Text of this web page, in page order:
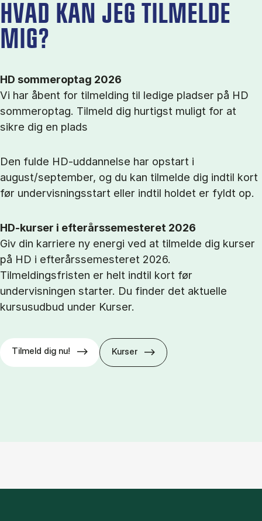
HVAD KAN JEG TILMELDE
MIG?
HD sommeroptag 2026
Vi har åbent for tilmelding til ledige pladser på HD
sommeroptag. Tilmeld dig hurtigst muligt for at
sikre dig en plads
Den fulde HD-uddannelse har opstart i
august/september, og du kan tilmelde dig indtil kort
før undervisningsstart eller indtil holdet er fyldt op.
HD-kurser i efterårssemesteret 2026
Giv din karriere ny energi ved at tilmelde dig kurser
på HD i efterårssemesteret 2026.
Tilmeldingsfristen er helt indtil kort før
undervisningen starter. Du finder det aktuelle
kursusudbud under Kurser.
Tilmeld dig nu! Kurser